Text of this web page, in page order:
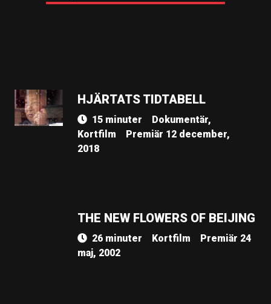
HJÄRTATS TIDTABELL
15 minuter
Dokumentär,
Kortfilm
Premiär 12 december,
2018
THE NEW FLOWERS OF BEIJING
26 minuter Kortfilm
Premiär 24
maj, 2002